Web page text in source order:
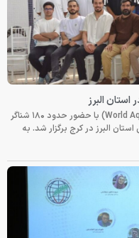
البرز
جشنواره بزرگداشت روز جهانی شنا (World Aquatics Day) با حضور حدود ۱۸۰ شناگر
البرز در کرج برگزار شد. به